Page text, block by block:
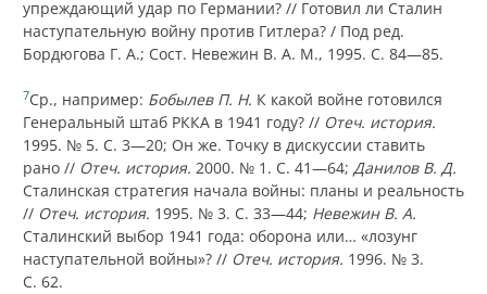
упреждающий удар по Германии? // Готовил ли Сталин
наступательную войну против Гитлера? / Под ред.
Бордюгова Г. А.; Сост. Невежин В. А. М., 1995. С. 84—85.
7Ср., например: Бобылев П. Н. К какой войне готовился
Генеральный штаб РККА в 1941 году? // Отеч. история.
1995. № 5. С. 3—20; Он же. Точку в дискуссии ставить
рано // Отеч. история. 2000. № 1. С. 41—64; Данилов В. Д.
Сталинская стратегия начала войны: планы и реальность
// Отеч. история. 1995. № 3. С. 33—44; Невежин В. А.
Сталинский выбор 1941 года: оборона или… «лозунг
наступательной войны»? // Отеч. история. 1996. № 3.
С. 62.